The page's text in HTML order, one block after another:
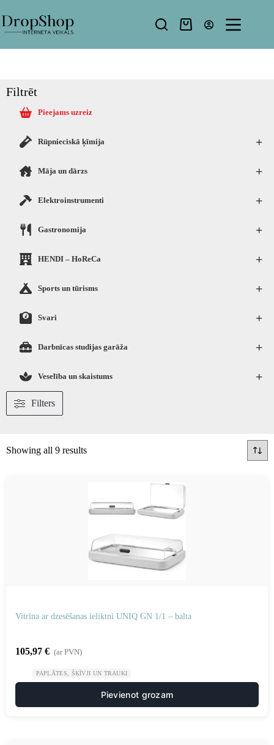
Filtrēt
Pieejams uzreiz
+
Rūpnieciskā ķīmija
+
Māja un dārzs
+
Elektroinstrumenti
+
Gastronomija
+
HENDI – HoReCa
+
Sports un tūrisms
+
Svari
+
Darbnīcas studijas garāža
+
Veselība un skaistums
Filters
Showing all 9 results
Vitrīna ar dzesēšanas ieliktni UNIQ GN 1/1 – balta
105,97 € (ar PVN)
PAPLĀTES, ŠĶĪVJI UN TRAUKI
Pievienot grozam